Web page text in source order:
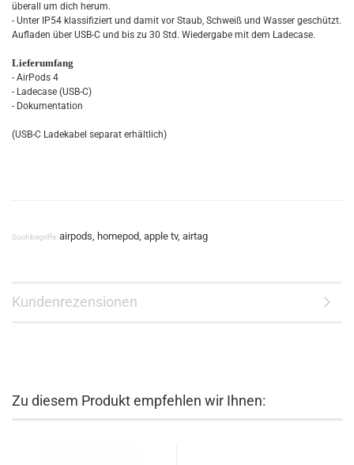
überall um dich herum.
- Unter IP54 klassi­fiziert und damit vor Staub, Schweiß und Wasser geschützt.
Aufladen über USB-C und bis zu 30 Std. Wiedergabe mit dem Ladecase.
Lieferumfang
- AirPods 4
- Ladecase (USB-C)
- Dokumentation
(USB-C Ladekabel separat erhältlich)
Suchbegriffe:airpods, homepod, apple tv, airtag
Kundenrezensionen
Zu diesem Produkt empfehlen wir Ihnen: